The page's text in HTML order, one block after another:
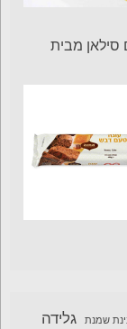
מבית
שמנת גלידה